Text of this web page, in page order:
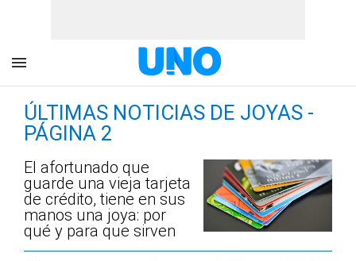
ÚLTIMAS NOTICIAS DE JOYAS -
PÁGINA 2
El afortunado que
guarde una vieja tarjeta
de crédito, tiene en sus
manos una joya: por
qué y para que sirven